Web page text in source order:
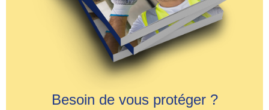
Besoin de vous protéger ?